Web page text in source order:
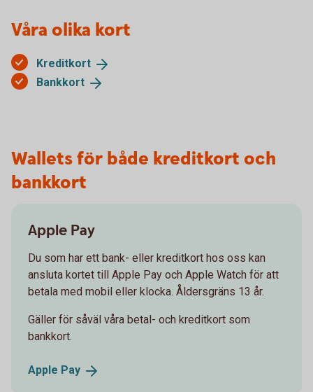
Våra olika kort
Kreditkort
Bankkort
Wallets för både kreditkort och
bankkort
Apple Pay
Du som har ett bank- eller kreditkort hos oss kan
ansluta kortet till Apple Pay och Apple Watch för att
betala med mobil eller klocka. Åldersgräns 13 år.
Gäller för såväl våra betal- och kreditkort som
bankkort.
Apple Pay